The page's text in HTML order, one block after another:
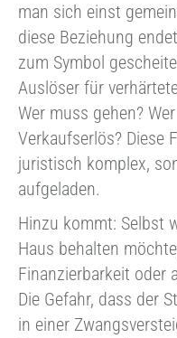
man sich einst
diese Beziehung
zum Symbol
Auslöser für
Wer muss gehen?
Verkaufserlös? Diese
juristisch komplex,
aufgeladen.
Hinzu kommt: Selbst
Haus behalten
Finanzierbarkeit oder
Die Gefahr, dass der
in einer